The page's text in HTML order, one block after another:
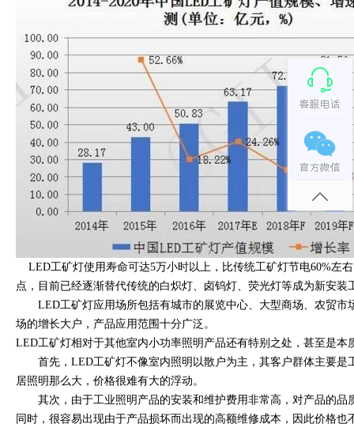
LED工矿灯使用寿命可达5万小时以上，比传统工矿灯节电60%左右
点，目前已经逐渐替代传统的白炽灯、卤钨灯、荧光灯等成为新安
LED工矿灯应用场所包括有城市的展览中心、大型商场、农贸市场
场的增长大户，产品应用范围十分广泛。
LED工矿灯相对于其他室内小功率照明产品还有特别之处，甚至是本质
首先，LED工矿灯不像室内照明以散户为主，其客户群体主要
居照明那么大，价格很难有大的浮动。
其次，由于工业照明产品的安装和维护费用非常高，对产品的
同时，很容易出现由于产品损坏而出现的高额维修成本，因此价格